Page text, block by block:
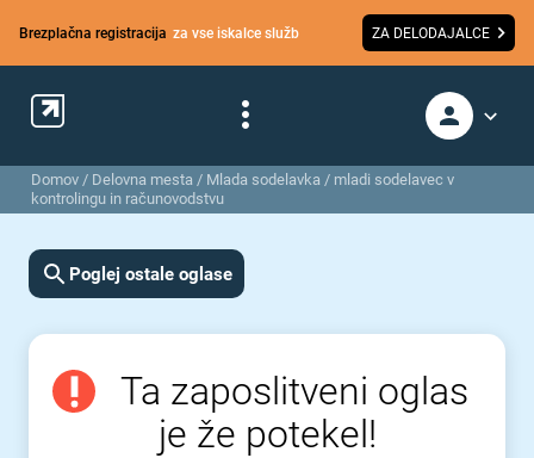
Brezplačna registracija za vse iskalce služb ZA DELODAJALCE
Domov / Delovna mesta / Mlada sodelavka / mladi sodelavec v
kontrolingu in računovodstvu
Poglej ostale oglase
Ta zaposlitveni oglas
je že potekel!